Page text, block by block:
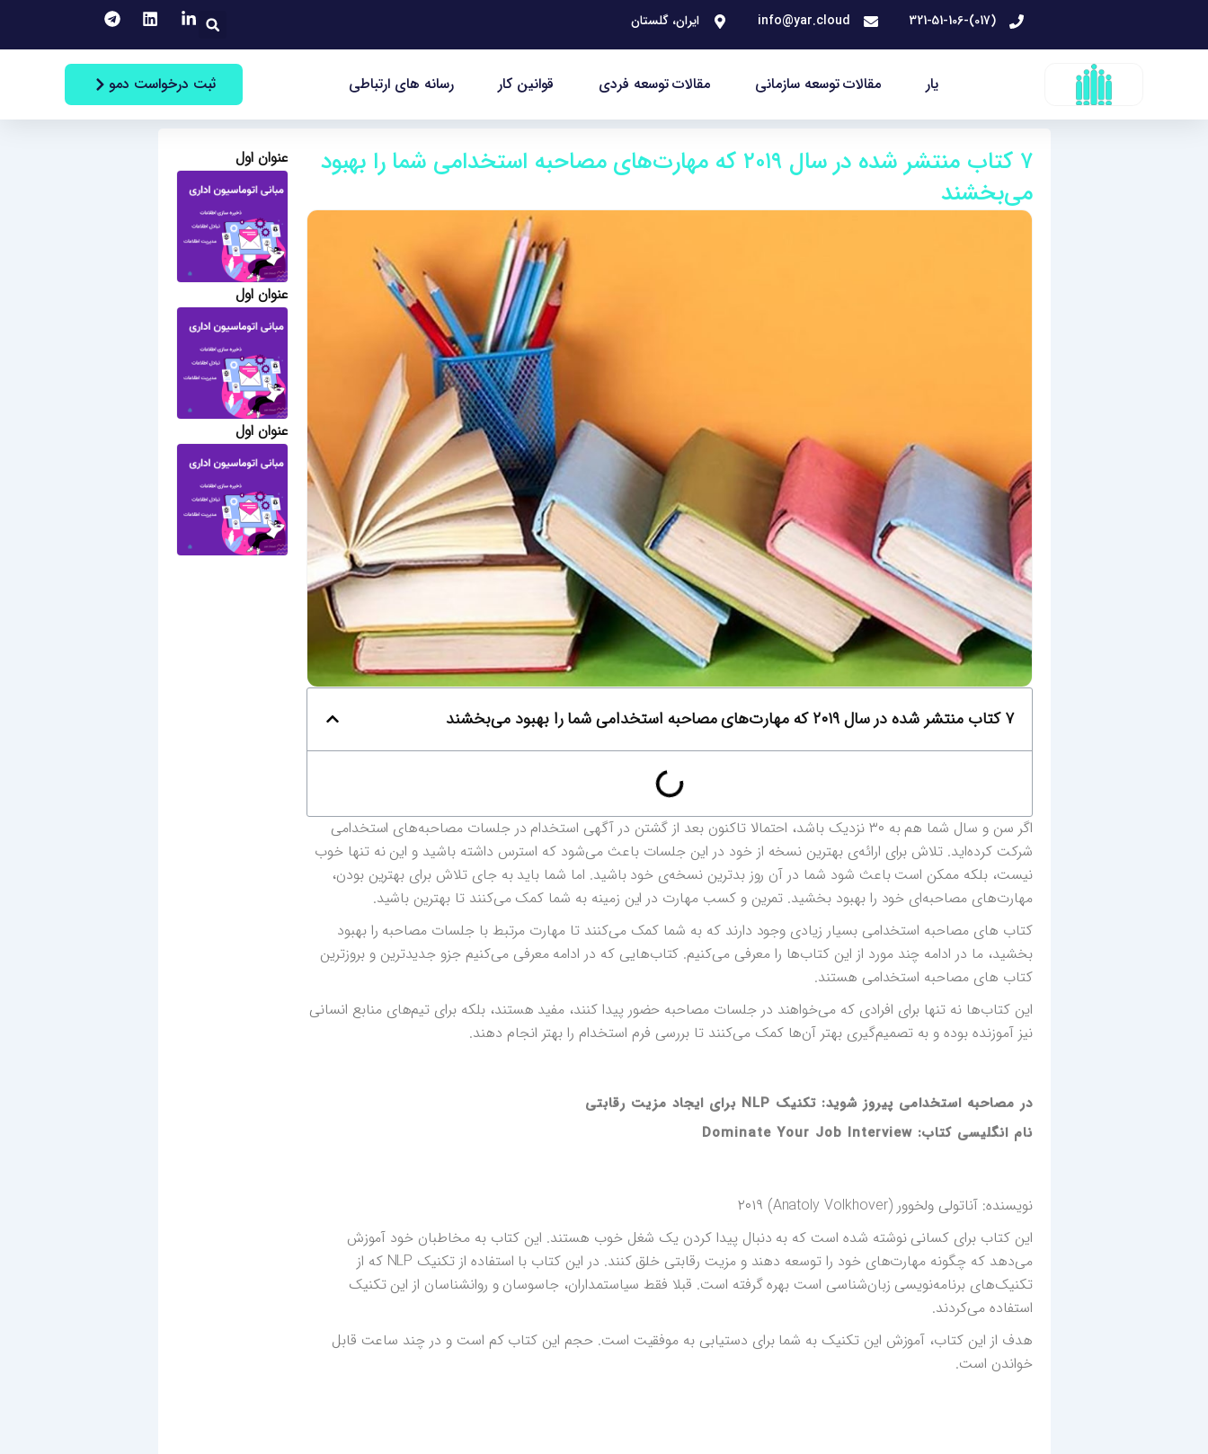
محتوا
(017)-321-51-106
info@yar.cloud ایران، گلستان جستجو
یار مقالات توسعه سازمانی مقالات توسعه فردی قوانین کار رسانه های ارتباطی ثبت درخواست دمو
۷ کتاب منتشر شده در سال ۲۰۱۹ که مهارت‌های مصاحبه استخدامی شما را بهبود
می‌بخشند
۷ کتاب منتشر شده در سال ۲۰۱۹ که مهارت‌های مصاحبه استخدامی شما را بهبود می‌بخشند
اگر سن و سال شما هم به ۳۰ نزدیک باشد، احتمالا تاکنون بعد از گشتن در آگهی استخدام در جلسات مصاحبه‌های استخدامی
شرکت کرده‌اید. تلاش برای ارائه‌ی بهترین نسخه از خود در این جلسات باعث می‌شود که استرس داشته باشید و این نه تنها خوب
نیست، بلکه ممکن است باعث شود شما در آن روز بدترین نسخه‌ی خود باشید. اما شما باید به جای تلاش برای بهترین بودن،
مهارت‌های مصاحبه‌ای خود را بهبود بخشید. تمرین و کسب مهارت در این زمینه‌ به شما کمک می‌کنند تا بهترین باشید.
کتاب های مصاحبه استخدامی بسیار زیادی وجود دارند که به شما کمک می‌کنند تا مهارت مرتبط با جلسات مصاحبه را بهبود
بخشید، ما در ادامه چند مورد از این کتاب‌ها را معرفی می‌کنیم. کتاب‌هایی که در ادامه معرفی می‌کنیم جزو جدیدترین و بروزترین
کتاب های مصاحبه استخدامی هستند.
این کتاب‌ها نه تنها برای افرادی که می‌خواهند در جلسات مصاحبه حضور پیدا کنند، مفید هستند، بلکه برای تیم‌های منابع انسانی
نیز آموزنده بوده و به تصمیم‌گیری بهتر آن‌ها کمک می‌کنند تا بررسی فرم استخدام را بهتر انجام دهند.
در مصاحبه استخدامی پیروز شوید: تکنیک NLP برای ایجاد مزیت رقابتی
نام انگلیسی کتاب: Dominate Your Job Interview
نویسنده: آناتولی ولخوور (Anatoly Volkhover) ۲۰۱۹
این کتاب برای کسانی نوشته شده است که به دنبال پیدا کردن یک شغل خوب هستند. این کتاب به مخاطبان خود آموزش
می‌دهد که چگونه مهارت‌های خود را توسعه دهند و مزیت رقابتی خلق کنند. در این کتاب با استفاده از تکنیک NLP که از
تکنیک‌های برنامه‌نویسی زبان‌شناسی است بهره گرفته است. قبلا فقط سیاستمداران، جاسوسان و روانشناسان از این تکنیک
استفاده می‌کردند.
هدف از این کتاب، آموزش این تکنیک به شما برای دستیابی به موفقیت است. حجم این کتاب کم است و در چند ساعت قابل
خواندن است.
عنوان اول
عنوان اول
عنوان اول